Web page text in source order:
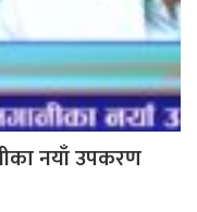
नयाँ उपकरण